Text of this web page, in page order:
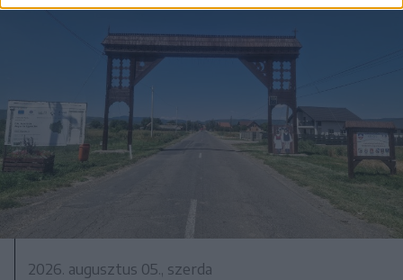
2026. augusztus 05., szerda